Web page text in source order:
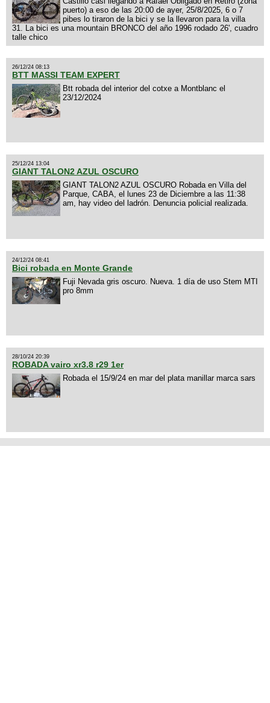
puerto) a eso de las 20:00 de ayer, 25/8/2025, 6 o 7
pibes lo tiraron de la bici y se la llevaron para la villa
31. La bici es una mountain BRONCO del año 1996 rodado 26', cuadro
talle chico
26/12/24 08:13
BTT MASSI TEAM EXPERT
Btt robada del interior del cotxe a Montblanc el
23/12/2024
25/12/24 13:04
GIANT TALON2 AZUL OSCURO
GIANT TALON2 AZUL OSCURO Robada en Villa del
Parque, CABA, el lunes 23 de Diciembre a las 11:38
am, hay video del ladrón. Denuncia policial realizada.
24/12/24 08:41
Bici robada en Monte Grande
Fuji Nevada gris oscuro. Nueva. 1 día de uso Stem MTI
pro 8mm
28/10/24 20:39
ROBADA vairo xr3.8 r29 1er
Robada el 15/9/24 en mar del plata manillar marca sars